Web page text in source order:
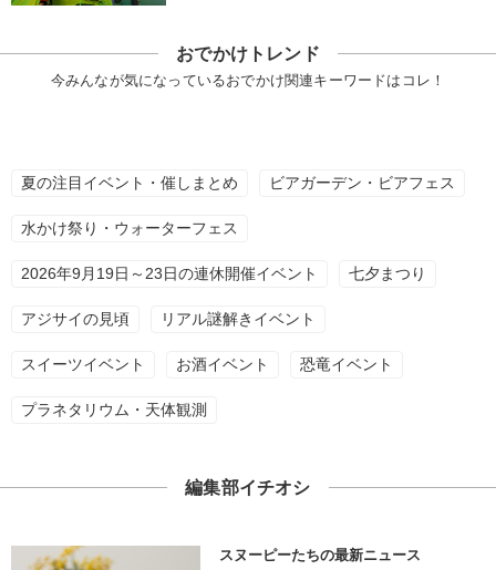
おでかけトレンド
今みんなが気になっているおでかけ関連キーワードはコレ！
夏の注目イベント・催しまとめ ビアガーデン・ビアフェス
水かけ祭り・ウォーターフェス
2026年9月19日～23日の連休開催イベント 七夕まつり
アジサイの見頃 リアル謎解きイベント
スイーツイベント お酒イベント 恐竜イベント
プラネタリウム・天体観測
編集部イチオシ
スヌーピーたちの最新ニュース